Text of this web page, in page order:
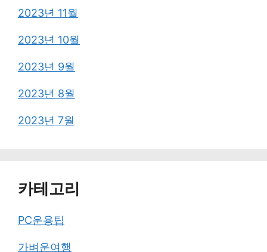
2023년 11월
2023년 10월
2023년 9월
2023년 8월
2023년 7월
카테고리
PC운용팁
가벼운여행